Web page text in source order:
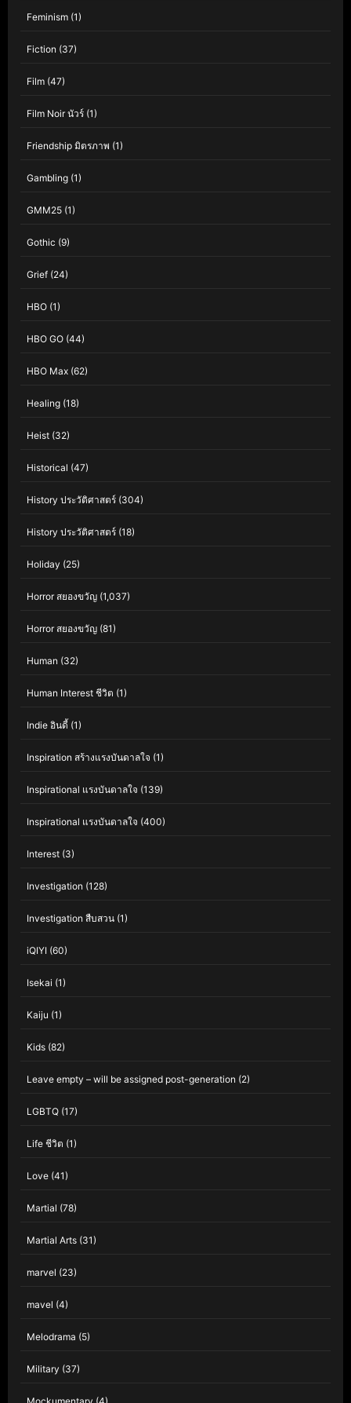
Feminism (1)
Fiction (37)
Film (47)
Film Noir นัวร์ (1)
Friendship มิตรภาพ (1)
Gambling (1)
GMM25 (1)
Gothic (9)
Grief (24)
HBO (1)
HBO GO (44)
HBO Max (62)
Healing (18)
Heist (32)
Historical (47)
History ประวัติศาสตร์ (304)
History ประวัติศาสตร์ (18)
Holiday (25)
Horror สยองขวัญ (1,037)
Horror สยองขวัญ (81)
Human (32)
Human Interest ชีวิต (1)
Indie อินดี้ (1)
Inspiration สร้างแรงบันดาลใจ (1)
Inspirational แรงบันดาลใจ (139)
Inspirational แรงบันดาลใจ (400)
Interest (3)
Investigation (128)
Investigation สืบสวน (1)
iQIYI (60)
Isekai (1)
Kaiju (1)
Kids (82)
Leave empty – will be assigned post-generation (2)
LGBTQ (17)
Life ชีวิต (1)
Love (41)
Martial (78)
Martial Arts (31)
marvel (23)
mavel (4)
Melodrama (5)
Military (37)